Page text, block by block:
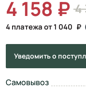
4
4 158
4 платежа от 1 040
Уведомитьо
Самовывоз